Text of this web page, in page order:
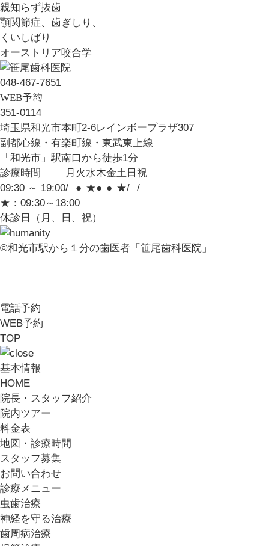
親知らず抜歯
顎関節症、歯ぎしり、
くいしばり
オーストリア咬合学
048-467-7651
WEB予約
351-0114
埼玉県和光市本町2-6レインボープラザ307
副都心線・有楽町線・東武東上線
「和光市」駅南口から徒歩1分
診療時間
月 火水木金土 日 祝
09:30 ～ 19:00/ ● ★● ● ★/
/
★：09:30～18:00
休診日（月、日、祝）
©和光市駅から１分の歯医者「笹尾歯科医院」
電話予約
WEB予約
TOP
基本情報
HOME
院長・スタッフ紹介
院内ツアー
料金表
地図・診療時間
スタッフ募集
お問い合わせ
診療メニュー
虫歯治療
神経を守る治療
歯周病治療